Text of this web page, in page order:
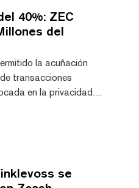
40%: ZEC
del
la acuñación
transacciones
en la privacidad—
a caer más de un
se